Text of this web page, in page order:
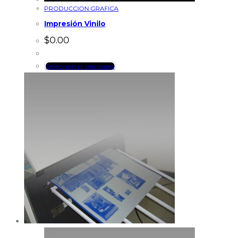
PRODUCCION GRAFICA
Impresión Vinilo
$0.00
Seleccionar opciones